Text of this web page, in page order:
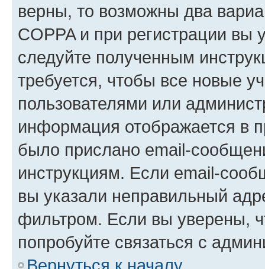
верны, то возможны два
COPPA и при регистрации вы
следуйте полученным
требуется, чтобы все новые
пользователями или
информация отображается в
было прислано email-
инструкциям. Если email-
вы указали неправильный
фильтром. Если вы уверены,
попробуйте связаться с
Вернуться к началу